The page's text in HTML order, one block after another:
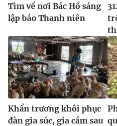
Tìm về nơi Bác Hồ sáng
lập báo Thanh niên
Khẩn trương khôi phục
đàn gia súc, gia cầm sau